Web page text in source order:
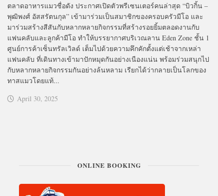
ตลาดอาหารแมวชื่อดัง ประกาศเปิดตัวพรีเซนเตอร์คนล่าสุด “บิวกิ้น –
พุฒิพงศ์ อัสสรัตนกุล” เข้ามาร่วมเป็นสมาชิกของครอบครัวมีโอ และ
มาร่วมสร้างสีสันกับหลากหลายกิจกรรมที่สร้างรอยยิ้มตลอดงานกับ
แฟนคลับและลูกค้ามีโอ ทำให้บรรยากาศบริเวณลาน Eden Zone ชั้น 1
ศูนย์การค้าเซ็นทรัลเวิลด์ เต็มไปด้วยความคึกคักตั้งแต่เช้าจากเหล่า
แฟนคลับ ที่เดินทางเข้ามาปักหมุดกันอย่างเนืองแน่น พร้อมร่วมสนุกไป
กับหลากหลายกิจกรรมกันอย่างล้นหลาม เรียกได้ว่ากลายเป็นโลกของ
ทาสแมวโดยแท้...
April 30, 2025
ONLINE BOOKING